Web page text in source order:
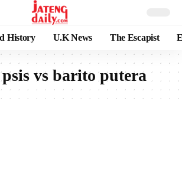
History U.K News The Escapist
vs barito putera